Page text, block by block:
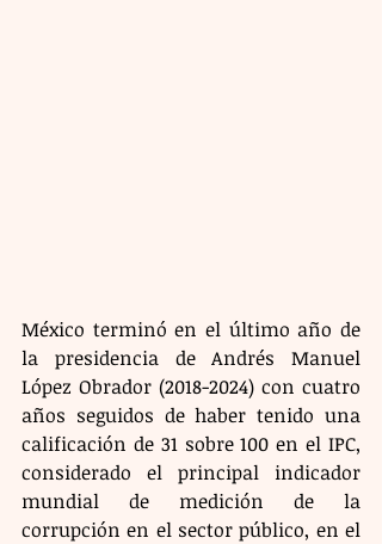
México terminó en el último año de
la presidencia de Andrés Manuel
López Obrador (2018-2024) con cuatro
años seguidos de haber tenido una
calificación de 31 sobre 100 en el IPC,
considerado el principal indicador
mundial de medición de la
corrupción en el sector público, en el